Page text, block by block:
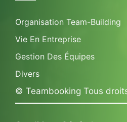
Organisation Team-Building
Vie En Entreprise
Gestion Des Équipes
Divers
© Teambooking Tous